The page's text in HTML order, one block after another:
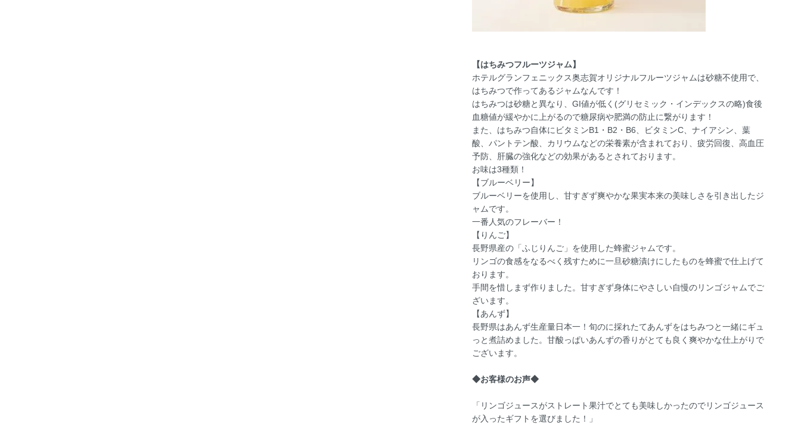
【はちみつフルーツジャム】
ホテルグランフェニックス奥志賀オリジナルフルーツジャムは砂糖不使用で、
はちみつで作ってあるジャムなんです！
はちみつは砂糖と異なり、GI値が低く(グリセミック・インデックスの略)食後
血糖値が緩やかに上がるので糖尿病や肥満の防止に繋がります！
また、はちみつ自体にビタミンB1・B2・B6、ビタミンC、ナイアシン、葉
酸、パントテン酸、カリウムなどの栄養素が含まれており、疲労回復、高血圧
予防、肝臓の強化などの効果があるとされております。
お味は3種類！
【ブルーベリー】
ブルーベリーを使用し、甘すぎず爽やかな果実本来の美味しさを引き出したジ
ャムです。
一番人気のフレーバー！
【りんご】
長野県産の「ふじりんご」を使用した蜂蜜ジャムです。
リンゴの食感をなるべく残すために一旦砂糖漬けにしたものを蜂蜜で仕上げて
おります。
手間を惜しまず作りました。甘すぎず身体にやさしい自慢のリンゴジャムでご
ざいます。
【あんず】
長野県はあんず生産量日本一！旬のに採れたてあんずをはちみつと一緒にギュ
っと煮詰めました。甘酸っぱいあんずの香りがとても良く爽やかな仕上がりで
ございます。
◆お客様のお声◆
「リンゴジュースがストレート果汁でとても美味しかったのでリンゴジュース
が入ったギフトを選びました！」